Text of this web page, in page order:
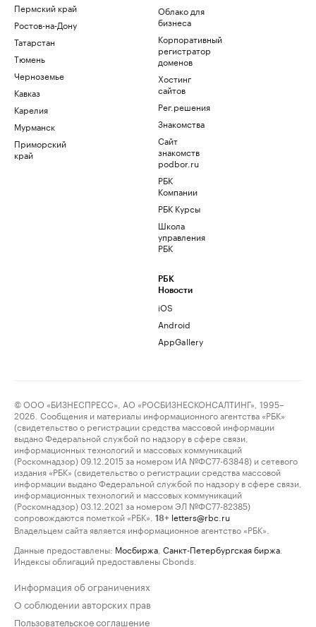
Пермский край
Ростов-на-Дону
Татарстан
Тюмень
Черноземье
Кавказ
Карелия
Мурманск
Приморский
край
Облако для
бизнеса
Корпоративный
регистратор
доменов
Хостинг
сайтов
Рег.решения
Знакомства
Сайт
знакомств
podbor.ru
РБК
Компании
РБК Курсы
Школа
управления
РБК
РБК
Новости
iOS
Android
AppGallery
© ООО «БИЗНЕСПРЕСС», АО «РОСБИЗНЕСКОНСАЛТИНГ», 1995–
2026. Сообщения и материалы информационного агентства «РБК»
(свидетельство о регистрации средства массовой информации
выдано Федеральной службой по надзору в сфере связи,
информационных технологий и массовых коммуникаций
(Роскомнадзор) 09.12.2015 за номером ИА №ФС77-63848) и сетевого
издания «РБК» (свидетельство о регистрации средства массовой
информации выдано Федеральной службой по надзору в сфере связи,
информационных технологий и массовых коммуникаций
(Роскомнадзор) 03.12.2021 за номером ЭЛ №ФС77-82385)
сопровождаются пометкой «РБК».
18+ letters@rbc.ru
Владельцем сайта является информационное агентство «РБК».
Данные предоставлены: Мосбиржа Санкт-Петербургская биржа
Индексы облигаций предоставлены Cbonds.
Информация об ограничениях
О соблюдении авторских прав
Пользовательское соглашение